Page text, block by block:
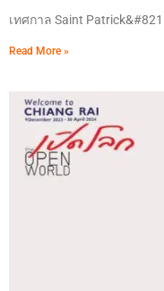
เทศกาล Saint Patrick&#821
Read More »